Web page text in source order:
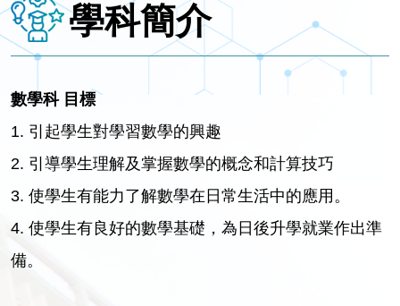
學科簡介
數學科 目標
1. 引起學生對學習數學的興趣
2. 引導學生理解及掌握數學的概念和計算技巧
3. 使學生有能力了解數學在日常生活中的應用。
4. 使學生有良好的數學基礎，為日後升學就業作出準
備。